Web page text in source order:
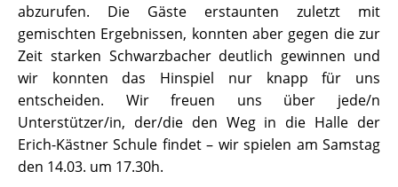
abzurufen. Die Gäste erstaunten zuletzt mit
gemischten Ergebnissen, konnten aber gegen die zur
Zeit starken Schwarzbacher deutlich gewinnen und
wir konnten das Hinspiel nur knapp für uns
entscheiden. Wir freuen uns über jede/n
Unterstützer/in, der/die den Weg in die Halle der
Erich-Kästner Schule findet – wir spielen am Samstag
den 14.03. um 17.30h.